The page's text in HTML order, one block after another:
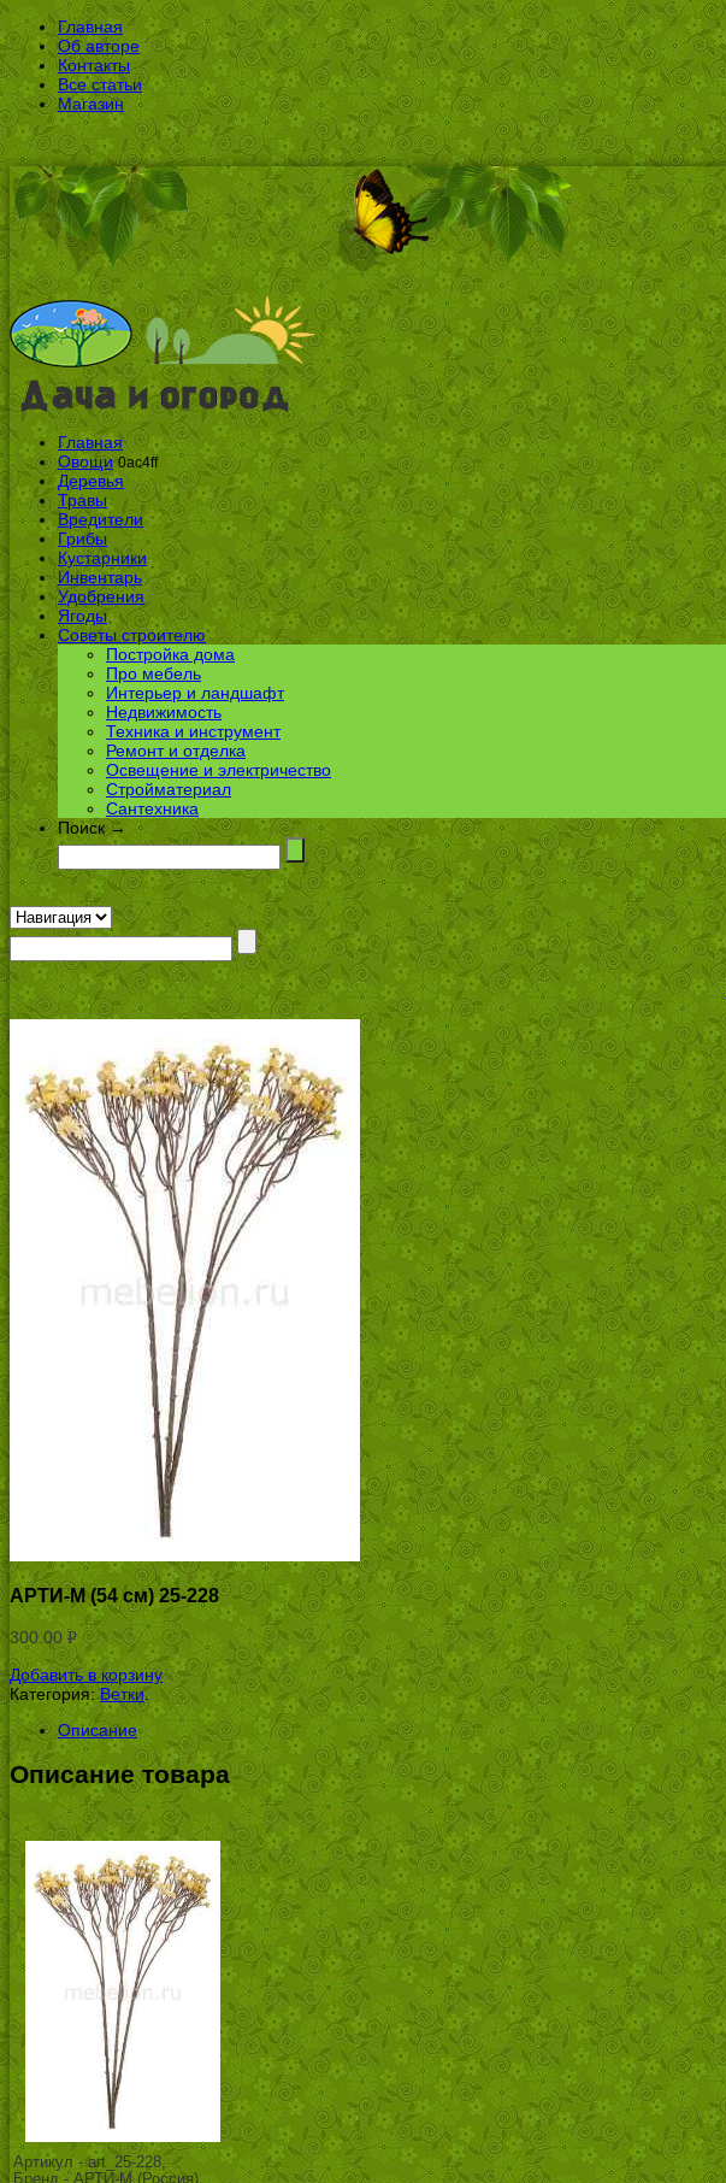
Главная
Об авторе
Контакты
Все статьи
Магазин
Главная
Овощи 0ac4ff
Деревья
Травы
Вредители
Грибы
Кустарники
Инвентарь
Удобрения
Ягоды
Советы строителю
Постройка дома
Про мебель
Интерьер и ландшафт
Недвижимость
Техника и инструмент
Ремонт и отделка
Освещение и электричество
Стройматериал
Сантехника
Поиск →
АРТИ-М (54 см) 25-228
300.00Р
УБ.
Добавить в корзину
Категория:Ветки.
Описание
Описание товара
Артикул - art_25-228,
Бренд - АРТИ-М (Россия),